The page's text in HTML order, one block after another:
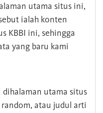
utama situs ini,
ialah konten
KBBI ini, sehingga
yang baru kami
utama situs
atau judul arti